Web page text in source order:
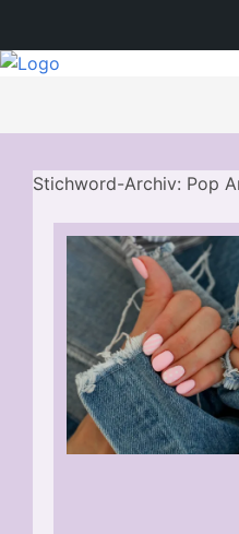
Stichword-Archiv: Pop